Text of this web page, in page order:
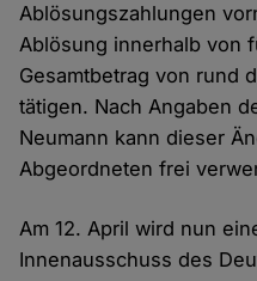
Ablösungszahlungen
Ablösung innerhalb von
Gesamtbetrag von rund
tätigen. Nach Angaben
Neumann kann dieser
Abgeordneten frei
Am 12. April wird nun
Innenausschuss des